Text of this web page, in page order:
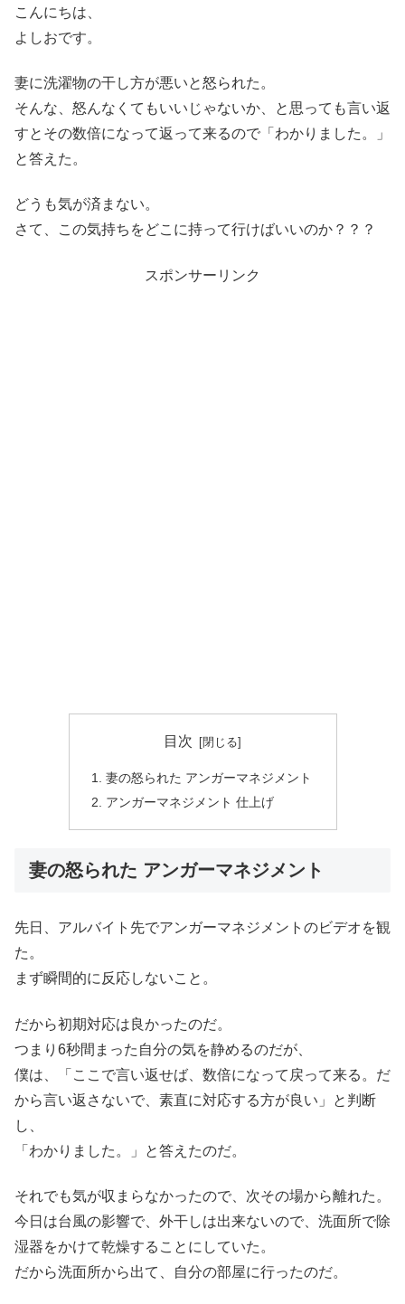
こんにちは、
よしおです。
妻に洗濯物の干し方が悪いと怒られた。
そんな、怒んなくてもいいじゃないか、と思っても言い返
すとその数倍になって返って来るので「わかりました。」
と答えた。
どうも気が済まない。
さて、この気持ちをどこに持って行けばいいのか？？？
スポンサーリンク
目次
妻の怒られた アンガーマネジメント
アンガーマネジメント 仕上げ
妻の怒られた アンガーマネジメント
先日、アルバイト先でアンガーマネジメントのビデオを観
た。
まず瞬間的に反応しないこと。
だから初期対応は良かったのだ。
つまり6秒間まった自分の気を静めるのだが、
僕は、「ここで言い返せば、数倍になって戻って来る。だ
から言い返さないで、素直に対応する方が良い」と判断
し、
「わかりました。」と答えたのだ。
それでも気が収まらなかったので、次その場から離れた。
今日は台風の影響で、外干しは出来ないので、洗面所で除
湿器をかけて乾燥することにしていた。
だから洗面所から出て、自分の部屋に行ったのだ。